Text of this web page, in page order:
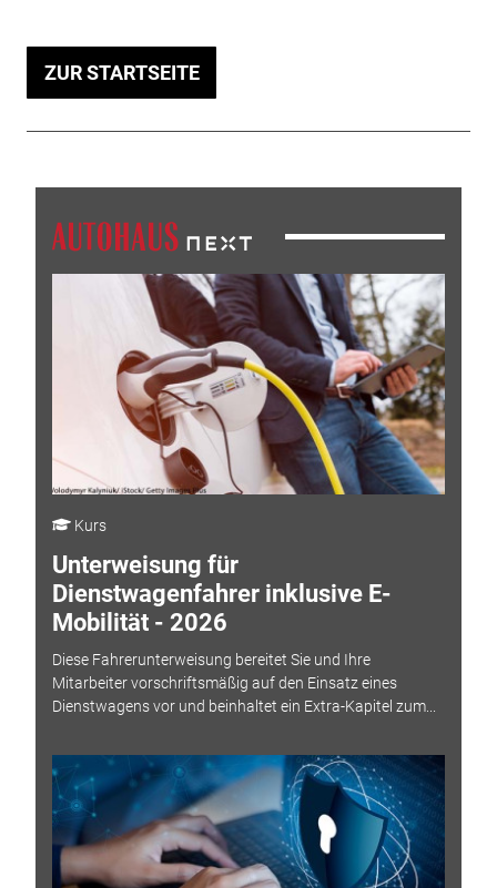
ZUR STARTSEITE
Kurs
Unterweisung für
Dienstwagenfahrer inklusive E-
Mobilität - 2026
Diese Fahrerunterweisung bereitet Sie und Ihre
Mitarbeiter vorschriftsmäßig auf den Einsatz eines
Dienstwagens vor und beinhaltet ein Extra-Kapitel zum...